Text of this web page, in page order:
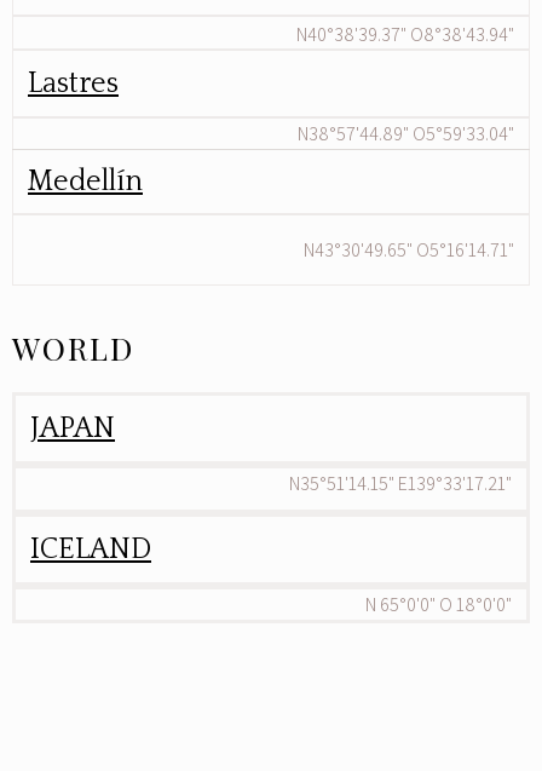
N40°38'39.37" O8°38'43.94"
Lastres
N38°57'44.89" O5°59'33.04"
Medellín
N43°30'49.65" O5°16'14.71"
WORLD
JAPAN
N35°51'14.15" E139°33'17.21"
ICELAND
N 65°0'0" O 18°0'0"